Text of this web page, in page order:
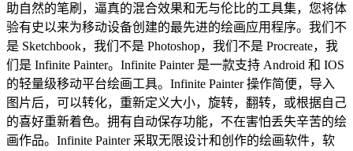
助自然的笔刷，逼真的混合效果和无与伦比的工具集，您将体
验有史以来为移动设备创建的最先进的绘画应用程序。我们不
是 Sketchbook，我们不是 Photoshop，我们不是 Procreate，我
们是 Infinite Painter。Infinite Painter 是一款支持 Android 和 IOS
的轻量级移动平台绘画工具。Infinite Painter 操作简便，导入
图片后，可以转化，重新定义大小，旋转，翻转，或根据自己
的喜好重新着色。拥有自动保存功能，不在害怕丢失辛苦的绘
画作品。Infinite Painter 采取无限设计和创作的绘画软件，软